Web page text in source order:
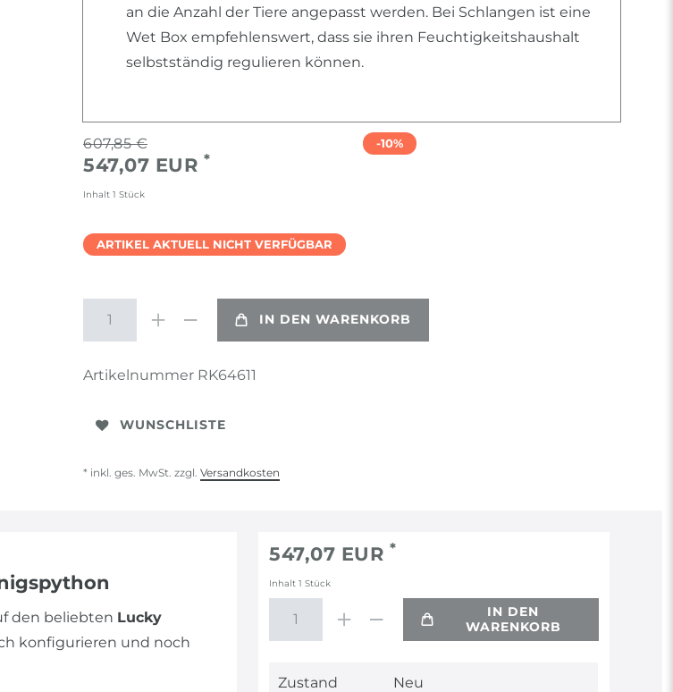
an die Anzahl der Tiere angepasst werden. Bei Schlangen ist eine
Wet Box empfehlenswert, dass sie ihren Feuchtigkeitshaushalt
selbstständig regulieren können.
607,85 €
547,07 EUR *
Inhalt 1 Stück
-10%
ARTIKEL AKTUELL NICHT VERFÜGBAR
IN DEN WARENKORB
Artikelnummer RK64611
WUNSCHLISTE
* inkl. ges. MwSt. zzgl. Versandkosten
den beliebten Lucky
konfigurieren und noch
547,07 EUR *
Inhalt1Stück
IN DEN
WARENKORB
Technisches
Wert
Zustand Neu